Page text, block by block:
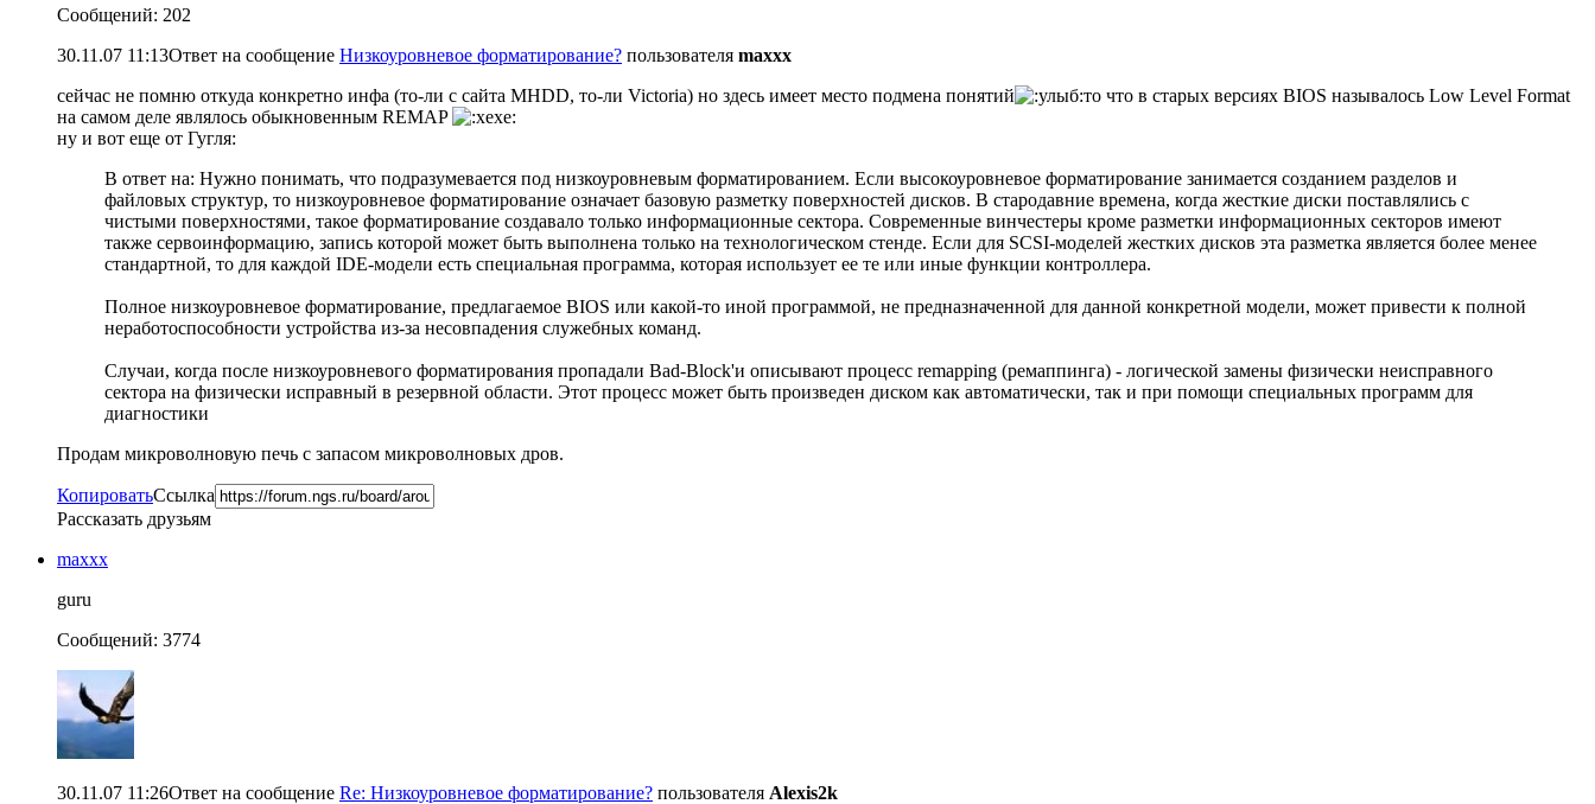
Сообщений: 202
30.11.07 11:13Ответ на сообщение Низкоуровневое форматирование? пользователя maxxx
сейчас не помню откуда конкретно инфа (то-ли с сайта MHDD, то-ли Victoria) но здесь имеет место подмена понятий
то что в старых версиях BIOS называлось Low Level Format
на самом деле являлось обыкновенным REMAP
ну и вот еще от Гугля:
В ответ на: Нужно понимать, что подразумевается под низкоуровневым форматированием. Если высокоуровневое форматирование занимается созданием разделов и
файловых структур, то низкоуровневое форматирование означает базовую разметку поверхностей дисков. В стародавние времена, когда жесткие диски поставлялись с
чистыми поверхностями, такое форматирование создавало только информационные сектора. Современные винчестеры кроме разметки информационных секторов имеют
также сервоинформацию, запись которой может быть выполнена только на технологическом стенде. Если для SCSI-моделей жестких дисков эта разметка является более менее
стандартной, то для каждой IDE-модели есть специальная программа, которая использует ее те или иные функции контроллера.
Полное низкоуровневое форматирование, предлагаемое BIOS или какой-то иной программой, не предназначенной для данной конкретной модели, может привести к полной
неработоспособности устройства из-за несовпадения служебных команд.
Случаи, когда после низкоуровневого форматирования пропадали Bad-Block'и описывают процесс remapping (ремаппинга) - логической замены физически неисправного
сектора на физически исправный в резервной области. Этот процесс может быть произведен диском как автоматически, так и при помощи специальных программ для
диагностики
Продам микроволновую печь с запасом микроволновых дров.
КопироватьСсылка
Рассказать друзьям
maxxx
guru
Сообщений: 3774
30.11.07 11:26Ответ на сообщение Re: Низкоуровневое форматирование? пользователя Alexis2k